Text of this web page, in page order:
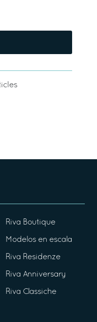
Riva Boutique
Modelos en escala
Riva Residenze
Riva Anniversary
Riva Classiche